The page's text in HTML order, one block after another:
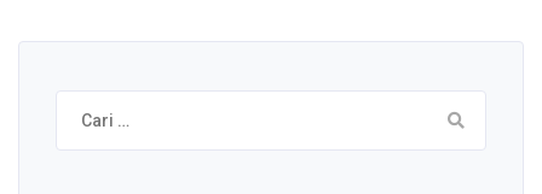
Cari
untuk: